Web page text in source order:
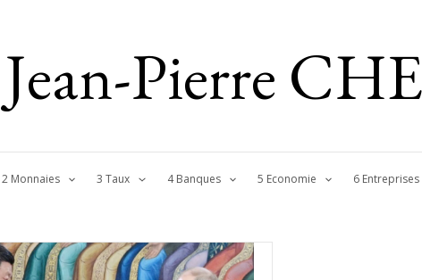
Jean-Pierre
2 Monnaies 3 Taux 4 Banques 5 Economie 6 Entreprises